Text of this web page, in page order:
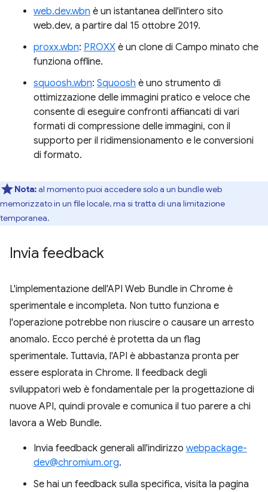
web.dev.wbn è un istantanea dell'intero sito
web.dev, a partire dal 15 ottobre 2019.
proxx.wbn: PROXX è un clone di Campo minato che
funziona offline.
squoosh.wbn: Squoosh è uno strumento di
ottimizzazione delle immagini pratico e veloce che
consente di eseguire confronti affiancati di vari
formati di compressione delle immagini, con il
supporto per il ridimensionamento e le conversioni
di formato.
Nota:al momento puoi accedere solo a un bundle web
memorizzato in un file locale, ma si tratta di una limitazione
temporanea.
Invia feedback
L'implementazione dell'API Web Bundle in Chrome è
sperimentale e incompleta. Non tutto funziona e
l'operazione potrebbe non riuscire o causare un arresto
anomalo. Ecco perché è protetta da un flag
sperimentale. Tuttavia, l'API è abbastanza pronta per
essere esplorata in Chrome. Il feedback degli
sviluppatori web è fondamentale per la progettazione di
nuove API, quindi provale e comunica il tuo parere a chi
lavora a Web Bundle.
Invia feedback generali all'indirizzo webpackage-
dev@chromium.org.
Se hai un feedback sulla specifica, visita la pagina